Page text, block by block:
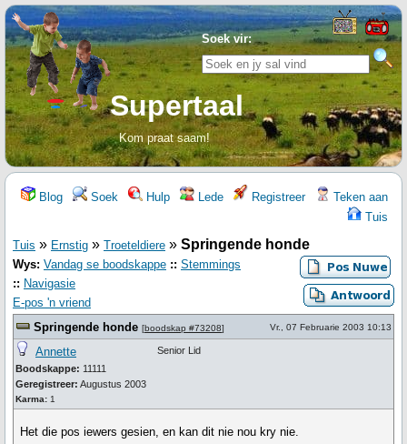
Soek vir:
Supertaal
Kom praat saam!
Blog Soek Hulp Lede Registreer
Teken aan
Tuis
Tuis » Ernstig » Troeteldiere » Springende honde
Wys: Vandag se boodskappe :: Stemmings
:: Navigasie
E-pos 'n vriend
Springende honde [boodskap #73208] Vr., 07 Februarie 2003 10:13
Annette
Boodskappe: 11111
Geregistreer: Augustus 2003
Karma: 1
Senior Lid
Het die pos iewers gesien, en kan dit nie nou kry nie.